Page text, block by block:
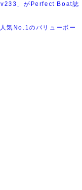
」がPerfect Boat誌
気No.1のバリューボー